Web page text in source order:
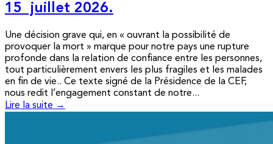
15 juillet 2026.
Une décision grave qui, en « ouvrant la possibilité de
provoquer la mort » marque pour notre pays une rupture
profonde dans la relation de confiance entre les personnes,
tout particulièrement envers les plus fragiles et les malades
en fin de vie.. Ce texte signé de la Présidence de la CEF,
nous redit l’engagement constant de notre...
Lire la suite →